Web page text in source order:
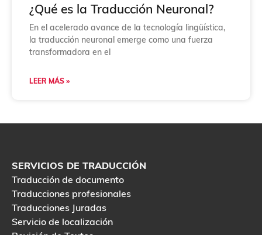
¿Qué es la Traducción Neuronal?
En el acelerado avance de la tecnología lingüística,
la traducción neuronal emerge como una fuerza
transformadora en el
LEER MÁS »
SERVICIOS DE TRADUCCIÓN
Traducción de documento
Traducciones profesionales
Traducciones Juradas
Servicio de localización